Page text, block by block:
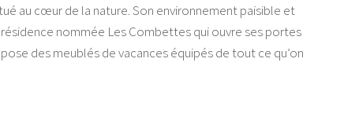
au cœur de la nature. Son environnement paisible et
nommée Les Combettes qui ouvre ses portes
des meublés de vacances équipés de tout ce qu’on